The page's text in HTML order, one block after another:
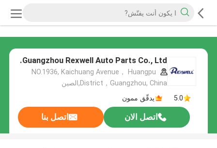
Guangzhou Rexwell Auto Parts Co., Ltd.
NO.1936, Kaichuang Avenue， Huangpu
District，Guangzhou, China,الصين
5.0
يدقّق ممون
اتصل الان اتصل بنا